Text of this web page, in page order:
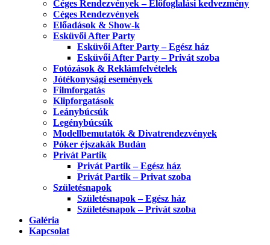
Céges Rendezvények – Előfoglalási kedvezmény
Céges Rendezvények
Előadások & Show-k
Esküvői After Party
Esküvői After Party – Egész ház
Esküvői After Party – Privát szoba
Fotózások & Reklámfelvételek
Jótékonysági események
Filmforgatás
Klipforgatások
Leánybúcsúk
Legénybúcsúk
Modellbemutatók & Divatrendezvények
Póker éjszakák Budán
Privát Partik
Privát Partik – Egész ház
Privát Partik – Privat szoba
Születésnapok
Születésnapok – Egész ház
Születésnapok – Privát szoba
Galéria
Kapcsolat